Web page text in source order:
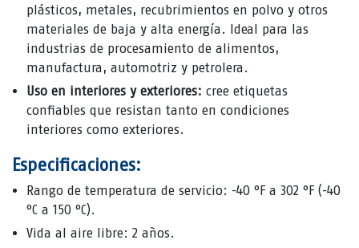
plásticos, metales, recubrimientos en polvo y otros
materiales de baja y alta energía. Ideal para las
industrias de procesamiento de alimentos,
manufactura, automotriz y petrolera.
Uso en interiores y exteriores: cree etiquetas
confiables que resistan tanto en condiciones
interiores como exteriores.
Especificaciones:
Rango de temperatura de servicio: -40 °F a 302 °F (-40
°C a 150 °C).
Vida al aire libre: 2 años.